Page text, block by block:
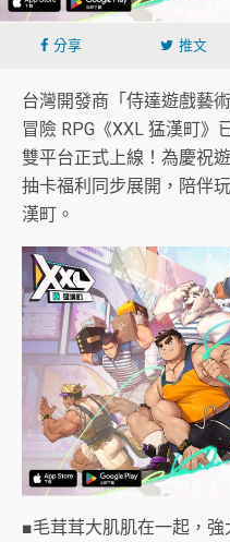
分享 推文
台灣開發商「侍達遊戲藝
冒險 RPG《XXL 猛漢町》
雙平台正式上線！為慶祝
抽卡福利同步展開，陪伴
漢町。
■毛茸茸大肌肌在一起，